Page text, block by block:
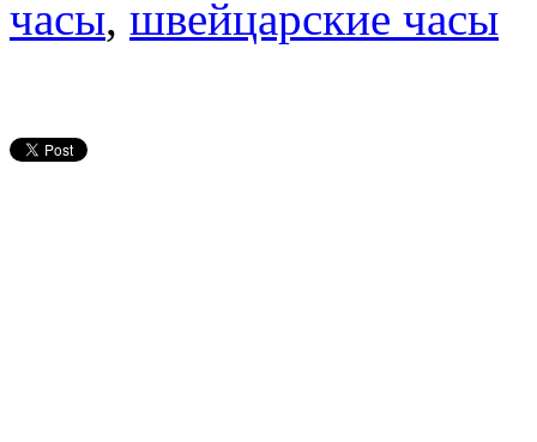
часы, швейцарские часы